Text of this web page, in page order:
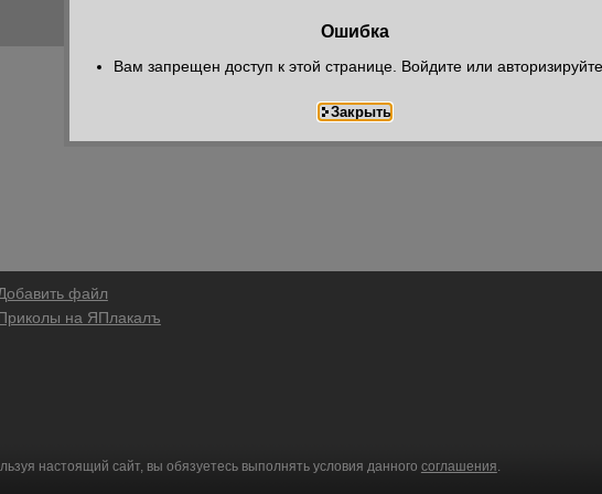
файл
на ЯПлакалъ
настоящий сайт, вы обязуетесь выполнять условия данного соглашения.
Ошибка
Вам запрещен доступ к этой странице. Войдите или